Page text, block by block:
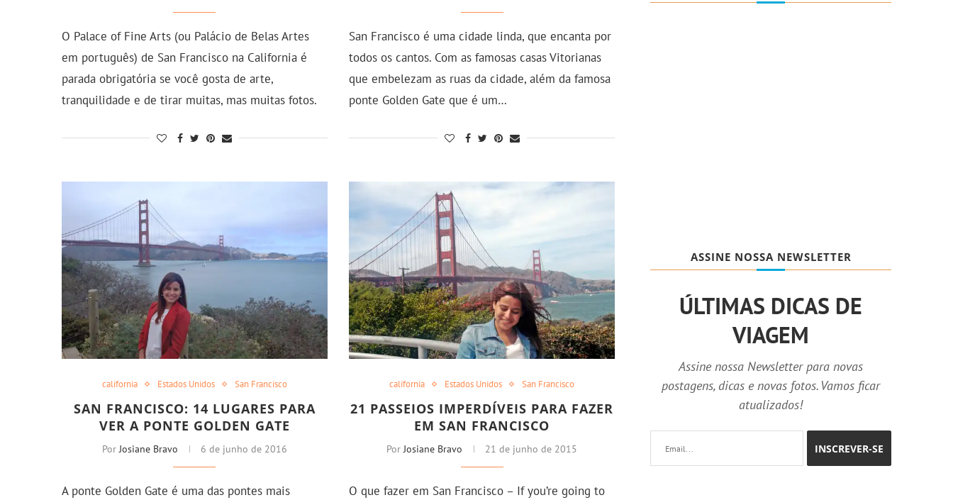
O Palace of Fine Arts (ou Palácio de Belas Artes
em português) de San Francisco na California é
parada obrigatória se você gosta de arte,
tranquilidade e de tirar muitas, mas muitas fotos.
San Francisco é uma cidade linda, que encanta por
todos os cantos. Com as famosas casas Vitorianas
que embelezam as ruas da cidade, além da famosa
ponte Golden Gate que é um…
california Estados Unidos San Francisco
SAN FRANCISCO: 14 LUGARES PARA
VER A PONTE GOLDEN GATE
PorJosiane Bravo 6 de junho de 2016
A ponte Golden Gate é uma das pontes mais
california Estados Unidos San Francisco
21 PASSEIOS IMPERDÍVEIS PARA FAZER
EM SAN FRANCISCO
PorJosiane Bravo 21 de junho de 2015
O que fazer em San Francisco – If you’re going to
ASSINE NOSSA NEWSLETTER
ÚLTIMAS DICAS DE
VIAGEM
Assine nossa Newsletter para novas
postagens, dicas e novas fotos. Vamos ficar
atualizados!